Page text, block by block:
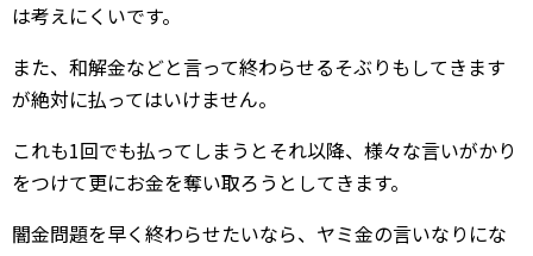
は考えにくいです。
また、和解金などと言って終わらせるそぶりもしてきます
が絶対に払ってはいけません。
これも1回でも払ってしまうとそれ以降、様々な言いがかり
をつけて更にお金を奪い取ろうとしてきます。
闇金問題を早く終わらせたいなら、ヤミ金の言いなりにな